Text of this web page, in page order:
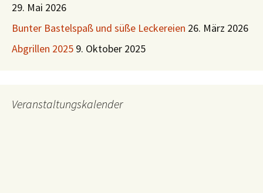
29. Mai 2026
Bunter Bastelspaß und süße Leckereien 26. März 2026
Abgrillen 2025 9. Oktober 2025
Veranstaltungskalender